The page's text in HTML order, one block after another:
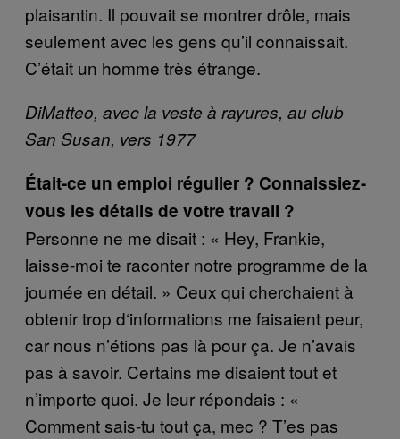
plaisantin. Il pouvait se montrer drôle, mais
seulement avec les gens qu’il connaissait.
C’était un homme très étrange.
DiMatteo, avec la veste à rayures, au club
San Susan, vers 1977
Était-ce un emploi régulier ? Connaissiez-
vous les détails de votre travail ?
Personne ne me disait : « Hey, Frankie,
laisse-moi te raconter notre programme de la
journée en détail. » Ceux qui cherchaient à
obtenirtrop d‘informations me faisaient peur,
car nous n’étions pas là pour ça. Je n’avais
pas à savoir. Certains me disaient tout et
n’importe quoi. Je leur répondais : «
Comment sais-tu tout ça, mec ? T’es pas